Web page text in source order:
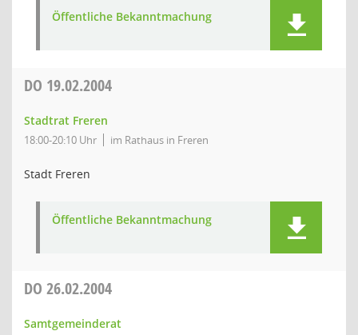
Öffentliche Bekanntmachung
DO 19.02.2004
Stadtrat Freren
18:00-20:10 Uhr im Rathaus in Freren
Stadt Freren
Öffentliche Bekanntmachung
DO 26.02.2004
Samtgemeinderat